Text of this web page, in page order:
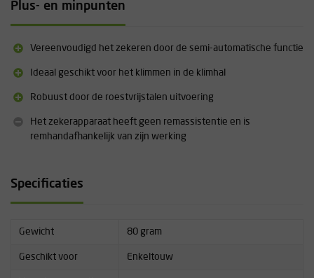
Plus- en minpunten
Vereenvoudigd het zekeren door de semi-automatische functie
Ideaal geschikt voor het klimmen in de klimhal
Robuust door de roestvrijstalen uitvoering
Het zekerapparaat heeft geen remassistentie en is
remhandafhankelijk van zijn werking
Specificaties
Gewicht 80 gram
Geschikt voor Enkeltouw